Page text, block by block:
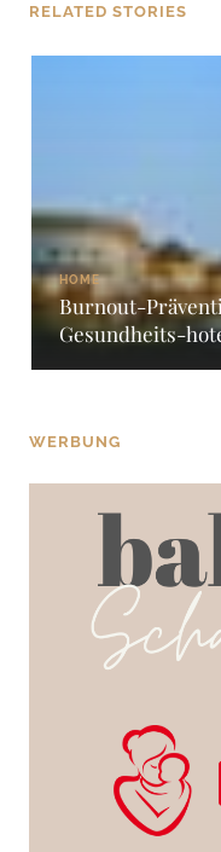
RELATED STORIES
HOME
Burnout-
Gesundheits-
WERBUNG